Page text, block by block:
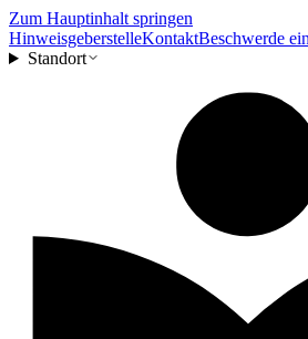
Zum Hauptinhalt springen
HinweisgeberstelleKontaktBeschwerde
Standort